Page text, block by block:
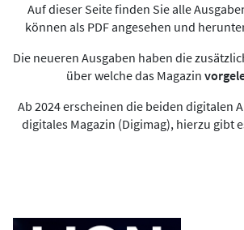
Auf dieser Seite finden Sie alle
können als PDF angesehen und
Die neueren Ausgaben haben die
über welche das Magazin
Ab 2024 erscheinen die beiden digitalen
digitales Magazin (Digimag), hierzu gibt